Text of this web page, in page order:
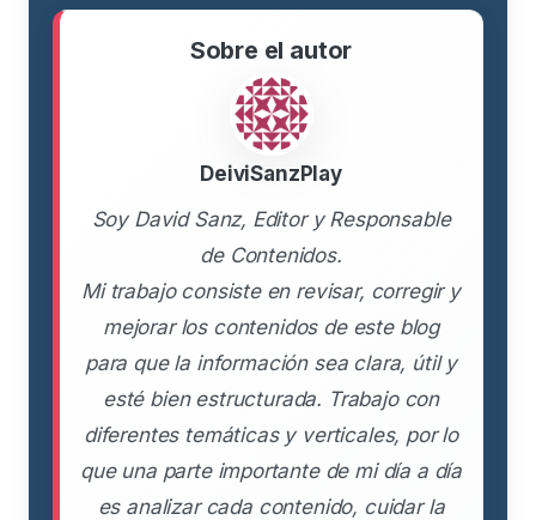
Sobre el autor
DeiviSanzPlay
Soy David Sanz, Editor y Responsable
de Contenidos.
Mi trabajo consiste en revisar, corregir y
mejorar los contenidos de este blog
para que la información sea clara, útil y
esté bien estructurada. Trabajo con
diferentes temáticas y verticales, por lo
que una parte importante de mi día a día
es analizar cada contenido, cuidar la